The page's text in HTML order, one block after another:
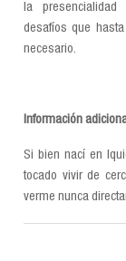
la
desafíos que
necesario.
Información
Si bien nací en
tocado vivir de
verme nunca